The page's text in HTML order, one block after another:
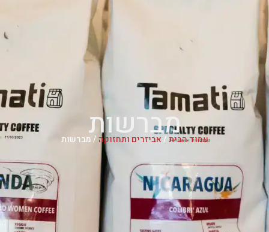
מברשותעמוד הבית/אביזרים ותחזוקה/ מברשות